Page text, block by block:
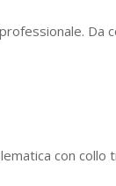
Da
con